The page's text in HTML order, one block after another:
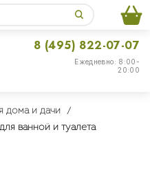
Ежедневно: 8:00-
20:00
8 (495) 822-07-07
дома и дачи
ванной и туалета